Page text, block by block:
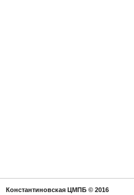
Константиновская ЦМПБ © 2016